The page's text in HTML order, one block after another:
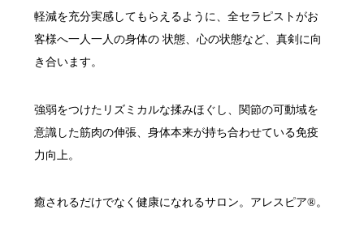
軽減を充分実感してもらえるように、全セラピストがお
客様へ一人一人の身体の 状態、心の状態など、真剣に向
き合います。
強弱をつけたリズミカルな揉みほぐし、関節の可動域を
意識した筋肉の伸張、身体本来が持ち合わせている免疫
力向上。
癒されるだけでなく健康になれるサロン。アレスピア®。